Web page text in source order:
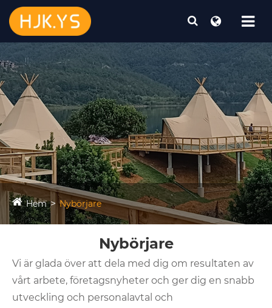
Hem Nybörjare
Nybörjare
Vi är glada över att dela med dig om resultaten av
vårt arbete, företagsnyheter och ger dig en snabb
utveckling och personalavtal och